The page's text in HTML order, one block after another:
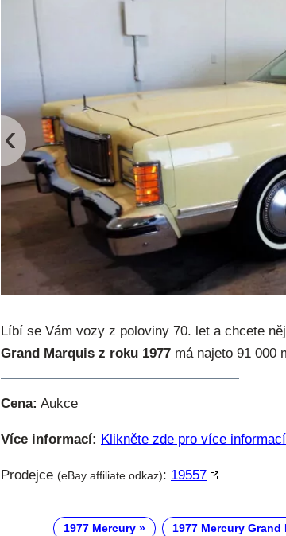
‹
Líbí se Vám vozy z poloviny 70. let a chcete
Grand Marquis z roku 1977 má najeto 91 000
Cena: Aukce
Více informací: Klikněte zde pro více
Prodejce (eBay affiliate odkaz): 19557
1977 Mercury 1977 Mercury Grand